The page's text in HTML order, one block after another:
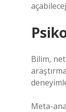
Bilim,
Meta-